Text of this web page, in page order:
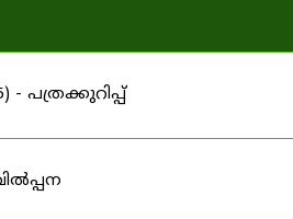
- പത്രക്കുറിപ്പ്